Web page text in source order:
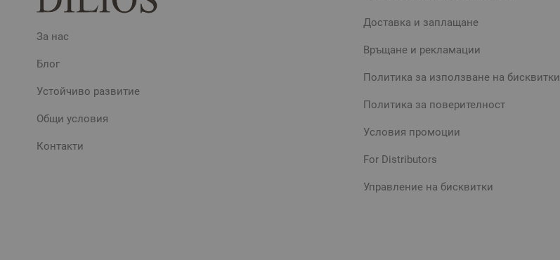
За нас
Блог
Устойчиво развитие
Общи условия
Контакти
Доставка и заплащане
Връщане и рекламации
Политика за използване на бисквитки
Политика за поверителност
Условия промоции
For Distributors
Управление на бисквитки